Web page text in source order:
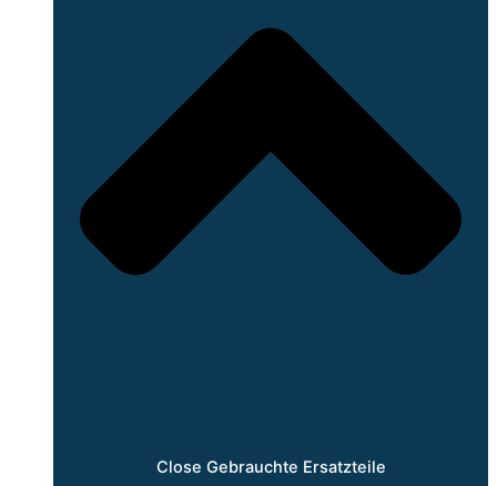
Close Gebrauchte Ersatzteile